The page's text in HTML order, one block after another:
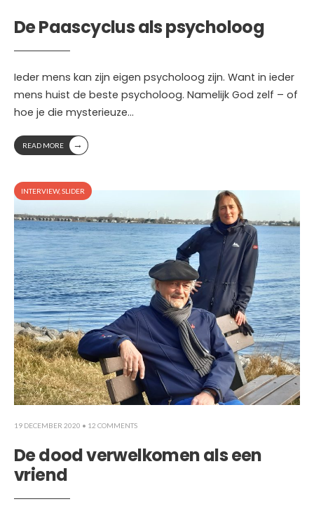
De Paascyclus als psycholoog
Ieder mens kan zijn eigen psycholoog zijn. Want in ieder
mens huist de beste psycholoog. Namelijk God zelf – of
hoe je die mysterieuze...
READ MORE →
INTERVIEW, SLIDER
19 DECEMBER 2020 • 12 COMMENTS
De dood verwelkomen als een
vriend